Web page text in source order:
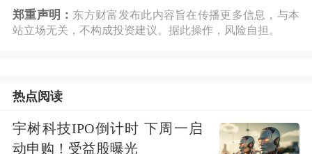
利率和费率，加强消费者合法权益保
币”支付渠道，继续提升支付便利度。
深耕区域特色与新兴赛道
郑重声明： 东方财富发布此内容旨在传播更多信息，与本
站立场无关，不构成投资建议。据此操作，风险自担。
热点阅读
宇树科技IPO倒计时 下周一启
动申购！受益股曝光